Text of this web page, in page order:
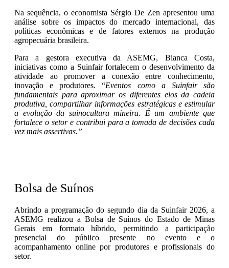
Na sequência, o economista Sérgio De Zen apresentou uma
análise sobre os impactos do mercado internacional, das
políticas econômicas e de fatores externos na produção
agropecuária brasileira.
Para a gestora executiva da ASEMG, Bianca Costa,
iniciativas como a Suinfair fortalecem o desenvolvimento da
atividade ao promover a conexão entre conhecimento,
inovação e produtores. “Eventos como a Suinfair são
fundamentais para aproximar os diferentes elos da cadeia
produtiva, compartilhar informações estratégicas e estimular
a evolução da suinocultura mineira. É um ambiente que
fortalece o setor e contribui para a tomada de decisões cada
vez mais assertivas.”
Bolsa de Suínos
Abrindo a programação do segundo dia da Suinfair 2026, a
ASEMG realizou a Bolsa de Suínos do Estado de Minas
Gerais em formato híbrido, permitindo a participação
presencial do público presente no evento e o
acompanhamento online por produtores e profissionais do
setor.